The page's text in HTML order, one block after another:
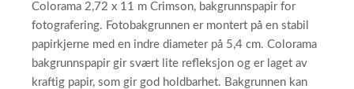
Colorama 2,72 x 11 m Crimson, bakgrunnspapir for
fotografering. Fotobakgrunnen er montert på en stabil
papirkjerne med en indre diameter på 5,4 cm. Colorama
bakgrunnspapir gir svært lite refleksjon og er laget av
kraftig papir, som gir god holdbarhet. Bakgrunnen kan